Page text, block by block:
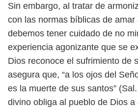
Sin embargo, al tratar de
con las normas bíblicas de amar
debemos tener cuidado de no
experiencia agonizante que se
Dios reconoce el sufrimiento de
asegura que, “a los ojos del
es la muerte de sus santos”
divino obliga al pueblo de Dios